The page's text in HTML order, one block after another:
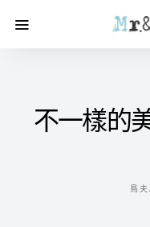
不一樣的
鳥夫